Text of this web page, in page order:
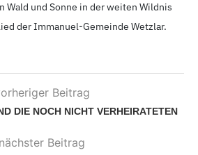
Wald und Sonne in der weiten Wildnis
der Immanuel-Gemeinde Wetzlar.
Beitrag
DIE NOCH NICHT VERHEIRATETEN
nächster Beitrag